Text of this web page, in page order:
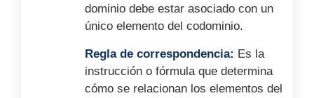
dominio debe estar asociado con un
único elemento del codominio.
Regla de correspondencia: Es la
instrucción o fórmula que determina
cómo se relacionan los elementos del